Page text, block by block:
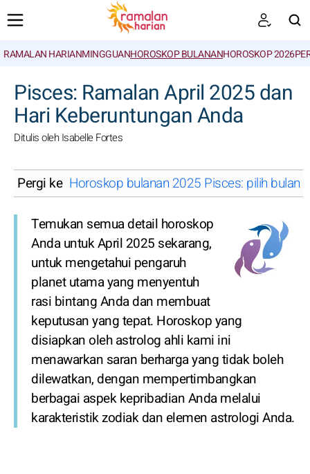
RAMALAN HARIANMINGGUANHOROSKOP BULANANHOROSKOP 2026
Pisces: Ramalan April 2025 dan
Hari Keberuntungan Anda
Ditulis oleh Isabelle Fortes
Pergi ke Horoskop bulanan 2025 Pisces: pilih bulan
Temukan semua detail horoskop
Anda untuk April 2025 sekarang,
untuk mengetahui pengaruh
planet utama yang menyentuh
rasi bintang Anda dan membuat
keputusan yang tepat. Horoskop yang
disiapkan oleh astrolog ahli kami ini
menawarkan saran berharga yang tidak boleh
dilewatkan, dengan mempertimbangkan
berbagai aspek kepribadian Anda melalui
karakteristik zodiak dan elemen astrologi Anda.